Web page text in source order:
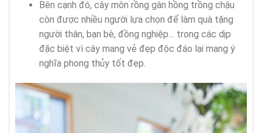
Bên cạnh đó, cây môn rồng gân hồng trồng chậu
còn được nhiều người lựa chọn để làm quà tặng
người thân, bạn bè, đồng nghiệp… trong các dịp
đặc biệt vì cây mang vẻ đẹp độc đáo lại mang ý
nghĩa phong thủy tốt đẹp.